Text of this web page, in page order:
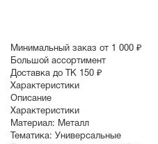
Минимальный заказ от 1 000 ₽
Большой ассортимент
Доставка до ТК 150 ₽
Характеристики
Описание
Характеристики
Материал: Металл
Тематика: Универсальные